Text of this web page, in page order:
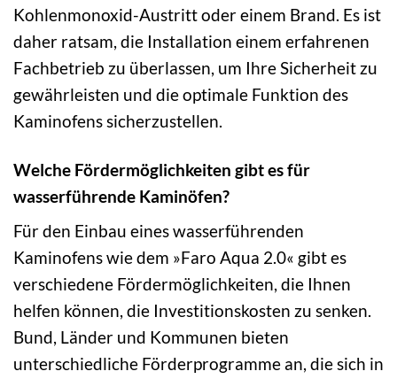
Kohlenmonoxid-Austritt oder einem Brand. Es ist
daher ratsam, die Installation einem erfahrenen
Fachbetrieb zu überlassen, um Ihre Sicherheit zu
gewährleisten und die optimale Funktion des
Kaminofens sicherzustellen.
Welche Fördermöglichkeiten gibt es für
wasserführende Kaminöfen?
Für den Einbau eines wasserführenden
Kaminofens wie dem »Faro Aqua 2.0« gibt es
verschiedene Fördermöglichkeiten, die Ihnen
helfen können, die Investitionskosten zu senken.
Bund, Länder und Kommunen bieten
unterschiedliche Förderprogramme an, die sich in